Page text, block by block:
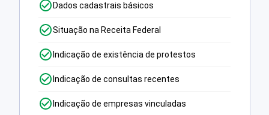
Dados cadastrais básicos
Situação na Receita Federal
Indicação de existência de protestos
Indicação de consultas recentes
Indicação de empresas vinculadas